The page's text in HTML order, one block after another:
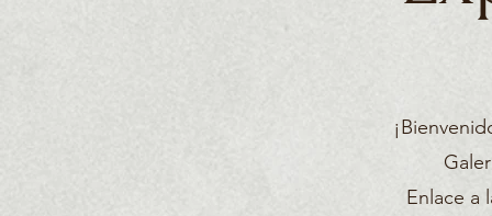
Enlace a